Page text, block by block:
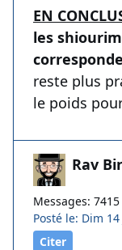
EN
les
reste plus
le poids
Rav
Messages: 7415
Posté le: Dim
Citer